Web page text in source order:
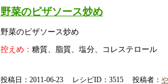
野菜のピザソース炒め
野菜のピザソース炒め
控えめ： 糖質、脂質、塩分、コレステロール
投稿日：2011-06-23 レシピID：3515 投稿者：